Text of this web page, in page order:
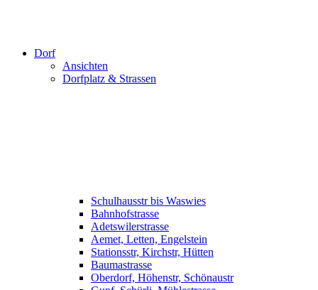
Dorf
Ansichten
Dorfplatz & Strassen
Schulhausstr bis Waswies
Bahnhofstrasse
Adetswilerstrasse
Aemet, Letten, Engelstein
Stationsstr, Kirchstr, Hütten
Baumastrasse
Oberdorf, Höhenstr, Schönaustr